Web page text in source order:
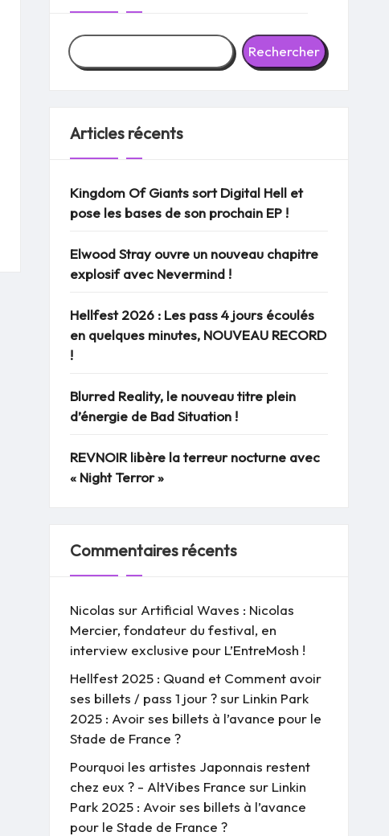
Rechercher
Articles récents
Kingdom Of Giants sort Digital Hell et
pose les bases de son prochain EP !
Elwood Stray ouvre un nouveau chapitre
explosif avec Nevermind !
Hellfest 2026 : Les pass 4 jours écoulés
en quelques minutes, NOUVEAU RECORD
!
Blurred Reality, le nouveau titre plein
d’énergie de Bad Situation !
REVNOIR libère la terreur nocturne avec
« Night Terror »
Commentaires récents
Nicolas sur Artificial Waves : Nicolas
Mercier, fondateur du festival, en
interview exclusive pour L’EntreMosh !
Hellfest 2025 : Quand et Comment avoir
ses billets / pass 1 jour ?sur Linkin Park
2025 : Avoir ses billets à l’avance pour le
Stade de France ?
Pourquoi les artistes Japonnais restent
chez eux ? - AltVibes France sur Linkin
Park 2025 : Avoir ses billets à l’avance
pour le Stade de France ?